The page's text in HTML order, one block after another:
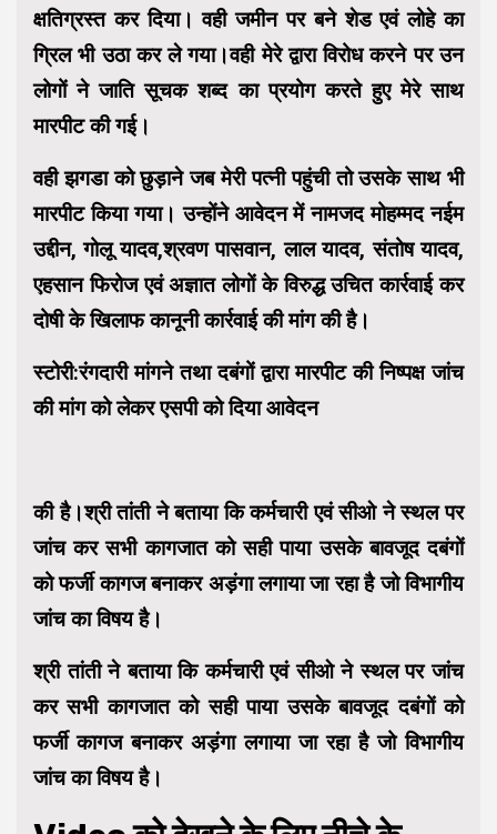
क्षतिग्रस्त कर दिया। वही जमीन पर बने शेड एवं लोहे का
ग्रिल भी उठा कर ले गया।वही मेरे द्वारा विरोध करने पर उन
लोगों ने जाति सूचक शब्द का प्रयोग करते हुए मेरे साथ
मारपीट की गई।
वही झगडा को छुड़ाने जब मेरी पत्नी पहुंची तो उसके साथ भी
मारपीट किया गया। उन्होंने आवेदन में नामजद मोहम्मद नईम
उद्दीन, गोलू यादव,श्रवण पासवान, लाल यादव, संतोष यादव,
एहसान फिरोज एवं अज्ञात लोगों के विरुद्ध उचित कार्रवाई कर
दोषी के खिलाफ कानूनी कार्रवाई की मांग की है।
स्टोरी:रंगदारी मांगने तथा दबंगों द्वारा मारपीट की निष्पक्ष जांच
की मांग को लेकर एसपी को दिया आवेदन
की है।श्री तांती ने बताया कि कर्मचारी एवं सीओ ने स्थल पर
जांच कर सभी कागजात को सही पाया उसके बावजूद दबंगों
को फर्जी कागज बनाकर अड़ंगा लगाया जा रहा है जो विभागीय
जांच का विषय है।
श्री तांती ने बताया कि कर्मचारी एवं सीओ ने स्थल पर जांच
कर सभी कागजात को सही पाया उसके बावजूद दबंगों को
फर्जी कागज बनाकर अड़ंगा लगाया जा रहा है जो विभागीय
जांच का विषय है।